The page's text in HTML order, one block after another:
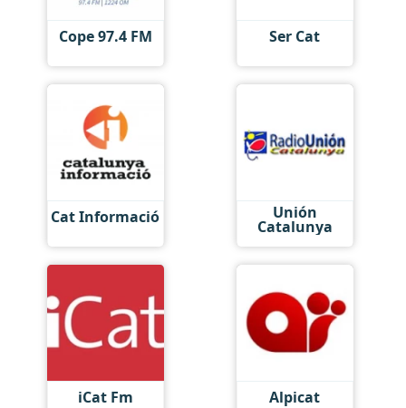
Cope 97.4 FM Ser Cat
Cat Informació Unión
Catalunya
iCat Fm Alpicat